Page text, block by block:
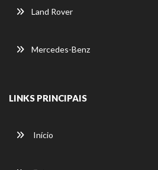
Land Rover
Mercedes-Benz
LINKS PRINCIPAIS
Início